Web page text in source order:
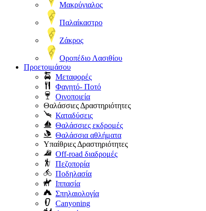
Μακρύγιαλος
Παλαίκαστρο
Ζάκρος
Οροπέδιο Λασιθίου
Προετοιμάσου
Μεταφορές
Φαγητό- Ποτό
Οινοποιεία
Θαλάσσιες Δραστηριότητες
Καταδύσεις
Θαλάσσιες εκδρομές
Θαλάσσια αθλήματα
Υπαίθριες Δραστηριότητες
Off-road διαδρομές
Πεζοπορία
Ποδηλασία
Ιππασία
Σπηλαιολογία
Canyoning